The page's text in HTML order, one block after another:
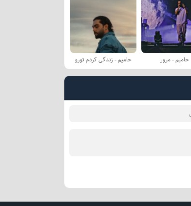
حامیم - مرور حامیم - زندگی کردم تورو